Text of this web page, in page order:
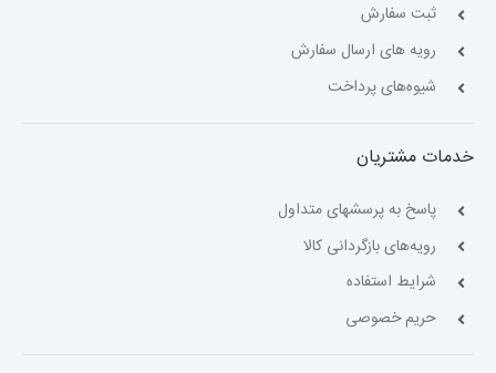
ثبت سفارش
رویه های ارسال سفارش
شیوه‌های پرداخت
خدمات مشتریان
پاسخ به پرسشهای متداول
رویه‌های بازگردانی کالا
شرایط استفاده
حریم خصوصی